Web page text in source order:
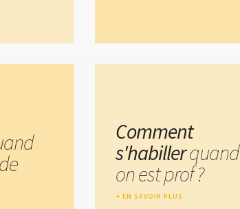
Comment
s'habillerquand
on est prof ?
EN SAVOIR PLUS